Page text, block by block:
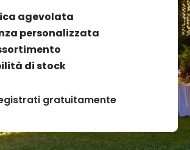
agevolata
personalizzata
di stock
gratuitamente